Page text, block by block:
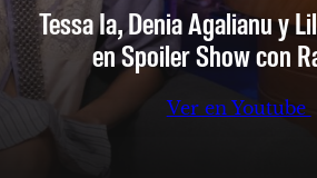
Tessa Ia, Denia Agalianu y
en Spoiler Show con
Ver en Youtube